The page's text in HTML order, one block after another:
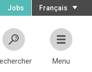
Français
Jobs
Menu